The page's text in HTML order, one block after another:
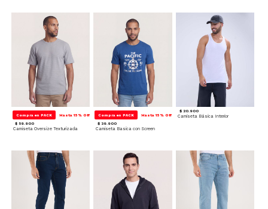
Compra en PACK Hasta 15% Off
$ 59.900
Camiseta Oversize Texturizada
Compra en PACK Hasta 15% Off
$ 39.900
Camiseta Basica con Screen
$ 20.900
Camiseta Básica Interior